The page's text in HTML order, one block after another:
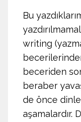
Bu
writing
beceriden
beraber
de önce
aşamalardır.